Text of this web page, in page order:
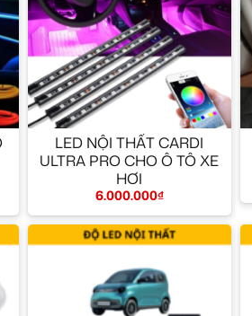
+
LED NỘI THẤT CARDI
ULTRA PRO CHO Ô TÔ XE
HƠI
6.000.000₫